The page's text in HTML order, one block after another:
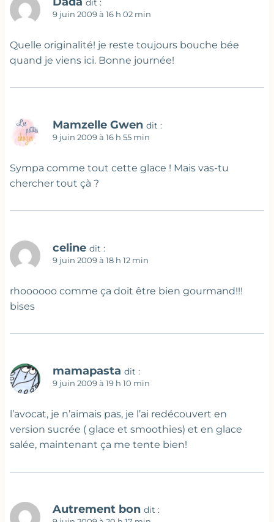
dit :
9 juin 2009 à 16 h 02 min
Quelle originalité! je reste toujours bouche bée
quand je viens ici. Bonne journée!
Mamzelle Gwen dit :
9 juin 2009 à 16 h 55 min
Sympa comme tout cette glace ! Mais vas-tu
chercher tout çà ?
celine dit :
9 juin 2009 à 18 h 12 min
rhoooooo comme ça doit être bien gourmand!!!
bises
mamapasta dit :
9 juin 2009 à 19 h 10 min
l’avocat, je n’aimais pas, je l’ai redécouvert en
version sucrée ( glace et smoothies) et en glace
salée, maintenant ça me tente bien!
Autrement bon dit :